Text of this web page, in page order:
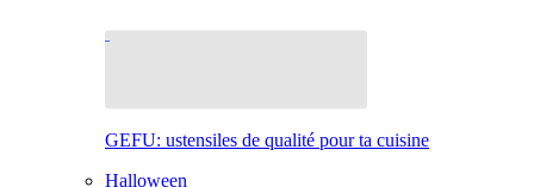
GEFU: ustensiles de qualité pour ta cuisine
Halloween